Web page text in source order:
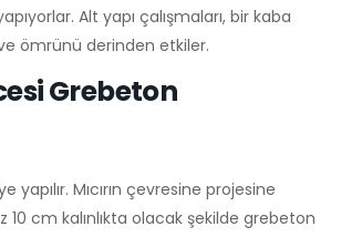
Alt yapı çalışmaları, bir kaba
ömrünü derinden etkiler.
Grebeton
yapılır. Mıcırın çevresine projesine
10 cm kalınlıkta olacak şekilde grebeton